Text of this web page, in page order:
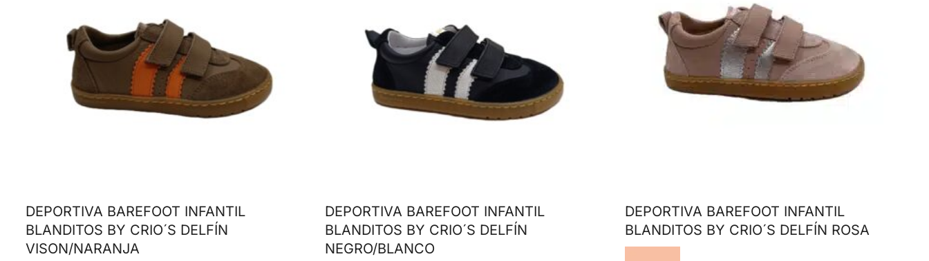
DEPORTIVA BAREFOOT INFANTIL
BLANDITOS BY CRIO´S DELFÍN
VISON/NARANJA
DEPORTIVA BAREFOOT INFANTIL
BLANDITOS BY CRIO´S DELFÍN
NEGRO/BLANCO
DEPORTIVA BAREFOOT INFANTIL
BLANDITOS BY CRIO´S DELFÍN ROSA